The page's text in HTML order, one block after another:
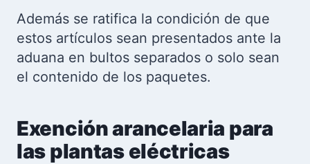
Además se ratifica la condición de que
estos artículos sean presentados ante la
aduana en bultos separados o solo sean
el contenido de los paquetes.
Exención arancelaria para
las plantas eléctricas